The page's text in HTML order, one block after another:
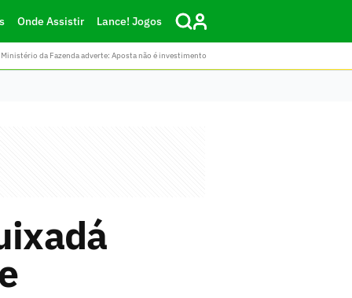
Onde Assistir Lance! Jogos
da Fazenda adverte: Aposta não é investimento